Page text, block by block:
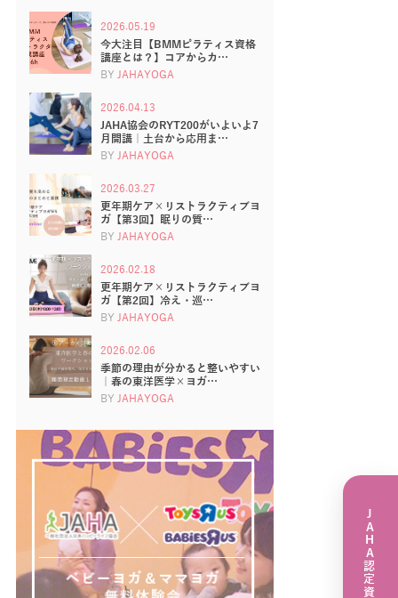
2026.05.19
今大注目【BMMピラティス資格
講座とは？】コアからカ…
BY JAHAYOGA
2026.04.13
JAHA協会のRYT200がいよいよ7
月開講｜土台から応用ま…
BY JAHAYOGA
2026.03.27
更年期ケア×リストラクティブヨ
ガ【第3回】眠りの質…
BY JAHAYOGA
2026.02.18
更年期ケア×リストラクティブヨ
ガ【第2回】冷え・巡…
BY JAHAYOGA
2026.02.06
季節の理由が分かると整いやすい
｜春の東洋医学×ヨガ…
BY JAHAYOGA